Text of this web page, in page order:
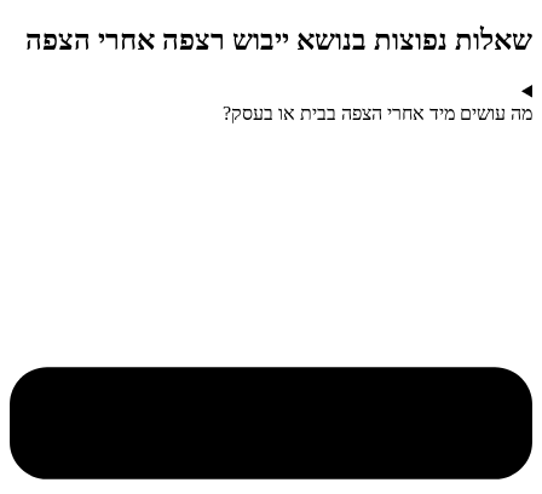
שאלות נפוצות בנושא ייבוש רצפה אחרי הצפה
מה עושים מיד אחרי הצפה בבית או בעסק?